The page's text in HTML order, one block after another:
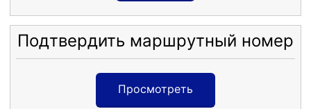
Подтвердить маршрутный номер
Просмотреть